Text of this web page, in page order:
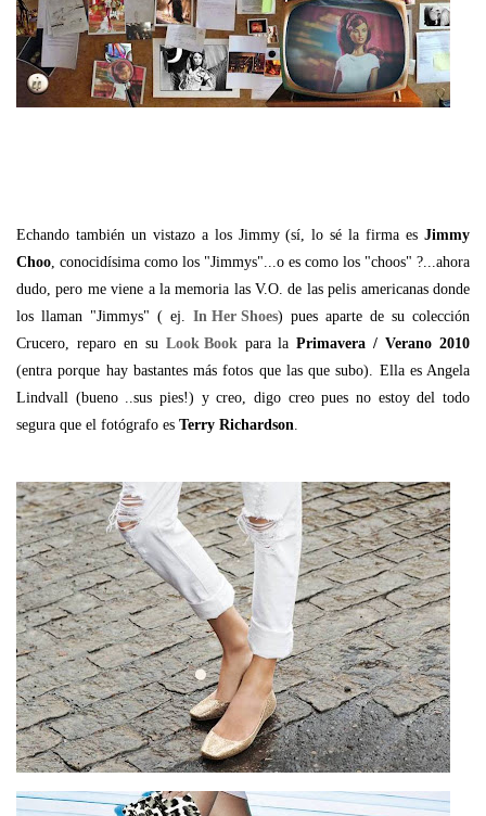
Echando también un vistazo a los Jimmy (sí, lo sé la firma es Jimmy
Choo , conocidísima como los "Jimmys"...o es como los "choos" ?...ahora
dudo, pero me viene a la memoria las V.O. de las pelis americanas donde
los llaman "Jimmys" ( ej. In Her Shoes) pues aparte de su colección
Crucero, reparo en su Look Book para laPrimavera / Verano 2010
(entra porque hay bastantes más fotos que las que subo). Ella es Angela
Lindvall (bueno ..sus pies!) y creo, digo creo pues no estoy del todo
segura que el fotógrafo es Terry Richardson